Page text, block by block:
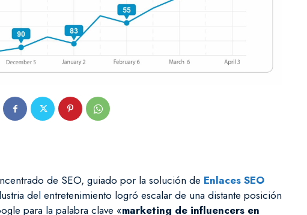
de SEO, guiado por la solución de Enlaces SEO
del entretenimiento logró escalar de una distante posición
para la palabra clave «marketing de influencers en